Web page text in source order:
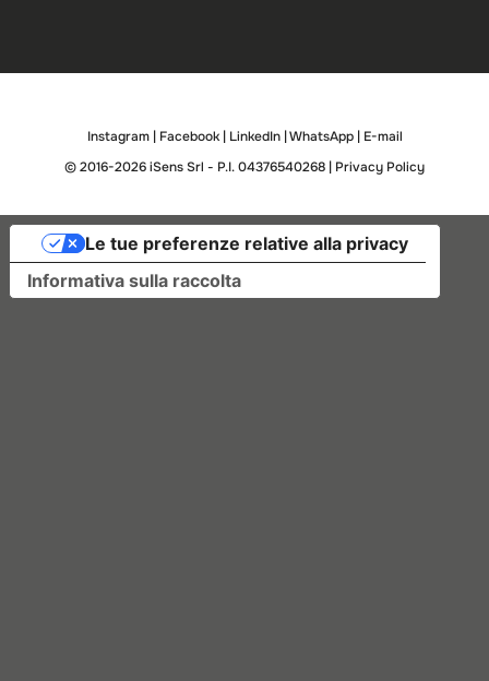
Instagram| Facebook| LinkedIn|WhatsApp| E-mail
© 2016-2026 iSens Srl - P.I. 04376540268 | Privacy Policy
Informativa sulla raccolta
Le tue preferenze relative alla privacy